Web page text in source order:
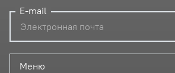
Меню
E-mail